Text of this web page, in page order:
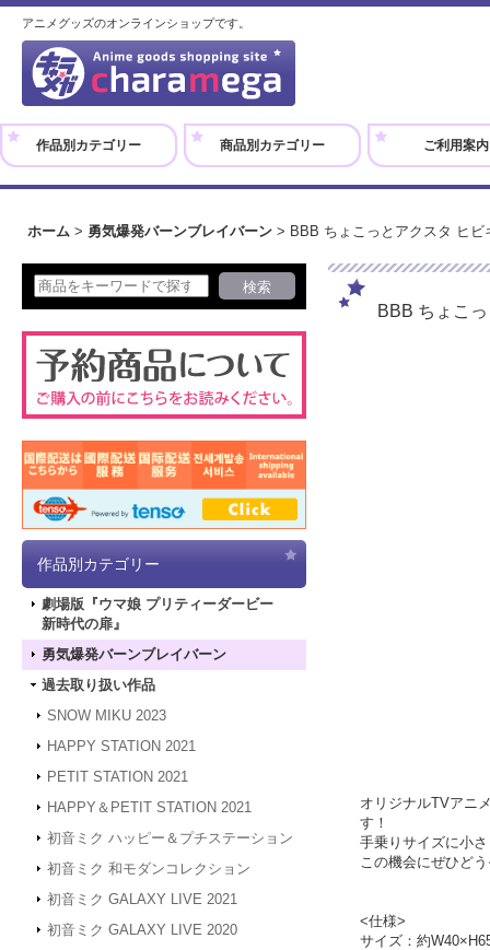
アニメグッズのオンラインショップです。
作品別カテゴリー 商品別カテゴリー ご利用案内
ホーム > 勇気爆発バーンブレイバーン > BBB ちょこっとアクスタ ヒビ
作品別カテゴリー
劇場版『ウマ娘 プリティーダービー
新時代の扉』
勇気爆発バーンブレイバーン
過去取り扱い作品
SNOW MIKU 2023
HAPPY STATION 2021
PETIT STATION 2021
HAPPY＆PETIT STATION 2021
初音ミク ハッピー＆プチステーション
初音ミク 和モダンコレクション
初音ミク GALAXY LIVE 2021
初音ミク GALAXY LIVE 2020
BBB ちょこ
オリジナルTVアニ
す！
手乗りサイズに小
この機会にぜひど
<仕様>
サイズ：約